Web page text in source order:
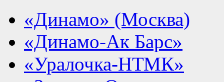
«Динамо» (Москва)
«Динамо-Ак Барс»
«Уралочка-НТМК»